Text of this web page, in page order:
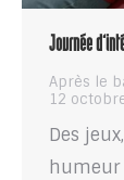
Journée
Après le
12
Des
humeur